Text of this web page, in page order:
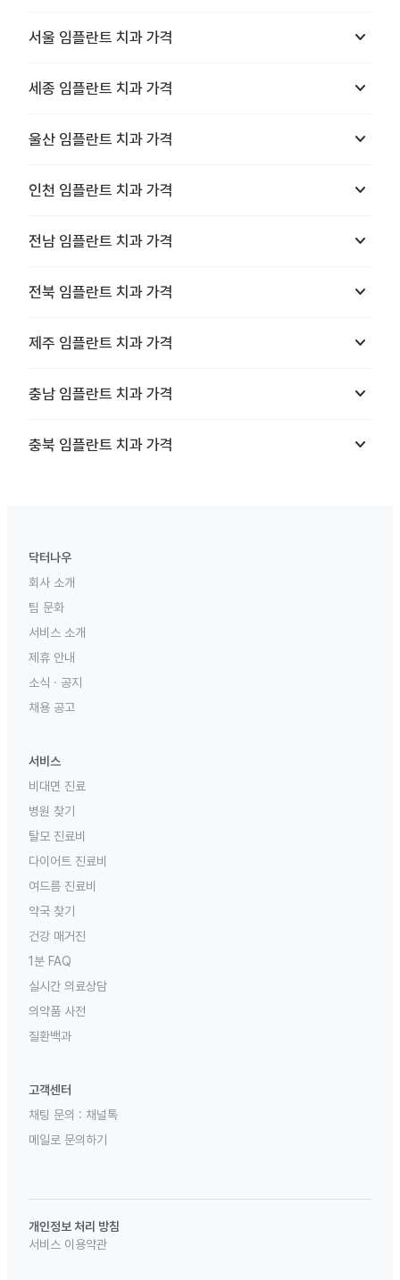
서울 임플란트 치과 가격 keyboard_arrow_down
세종 임플란트 치과 가격 keyboard_arrow_down
울산 임플란트 치과 가격 keyboard_arrow_down
인천 임플란트 치과 가격 keyboard_arrow_down
전남 임플란트 치과 가격 keyboard_arrow_down
전북 임플란트 치과 가격 keyboard_arrow_down
제주 임플란트 치과 가격 keyboard_arrow_down
충남 임플란트 치과 가격 keyboard_arrow_down
충북 임플란트 치과 가격 keyboard_arrow_down
닥터나우
회사 소개
팀 문화
서비스 소개
제휴 안내
소식 · 공지
채용 공고
서비스
비대면 진료
병원 찾기
탈모 진료비
다이어트 진료비
여드름 진료비
약국 찾기
건강 매거진
1분 FAQ
실시간 의료상담
의약품 사전
질환백과
고객센터
채팅 문의 : 채널톡
메일로 문의하기
개인정보 처리 방침
서비스 이용약관